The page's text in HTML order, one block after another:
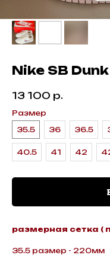
Nike SB
13 100 р.
Размер
35.5
36 36.5
40.5 41 42
размерная сетка (
35.5 размер - 220мм